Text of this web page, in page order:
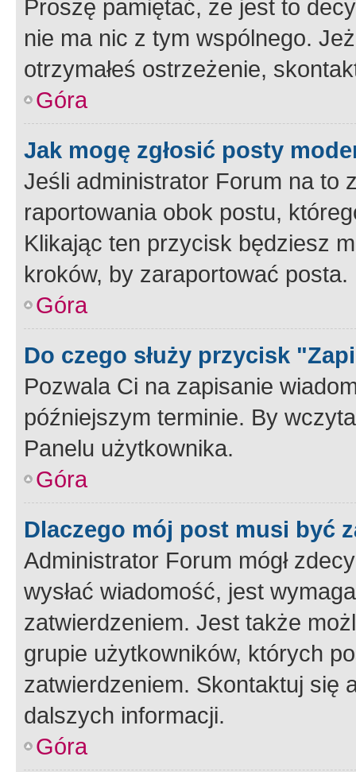
Proszę pamiętać, że jest to
nie ma nic z tym wspólnego.
otrzymałeś ostrzeżenie,
Góra
Jak mogę zgłosić posty
Jeśli administrator Forum na to
raportowania obok postu,
Klikając ten przycisk będziesz
kroków, by zaraportować posta.
Góra
Do czego służy przycisk
Pozwala Ci na zapisanie
późniejszym terminie. By
Panelu użytkownika.
Góra
Dlaczego mój post musi być
Administrator Forum mógł
wysłać wiadomość, jest
zatwierdzeniem. Jest także
grupie użytkowników, których
zatwierdzeniem. Skontaktuj się
dalszych informacji.
Góra